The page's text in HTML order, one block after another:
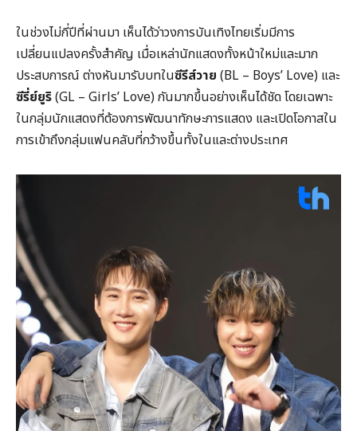
ในช่วงไม่กี่ปีที่ผ่านมา เห็นได้ว่าวงการบันเทิงไทยเริ่มมีการ
เปลี่ยนแปลงครั้งสำคัญ เมื่อเหล่านักแสดงทั้งหน้าใหม่และมาก
ประสบการณ์ ต่างหันมารับบทในซีรีส์วาย (BL – Boys’ Love) และ
ซีรี่ย์ยูริ(GL – Girls’ Love) กันมากขึ้นอย่างเห็นได้ชัด โดยเฉพาะ
ในกลุ่มนักแสดงที่ต้องการพัฒนาทักษะการแสดง และเปิดโอกาสใน
การเข้าถึงกลุ่มแฟนคลับที่กว้างขึ้นทั้งในและต่างประเทศ